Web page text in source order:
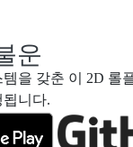
운
을 갖춘 이 2D 롤
니다.